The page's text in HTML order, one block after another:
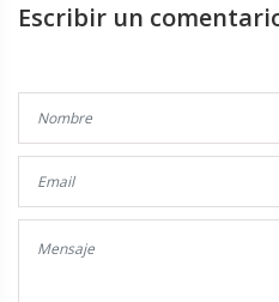
Escribir un